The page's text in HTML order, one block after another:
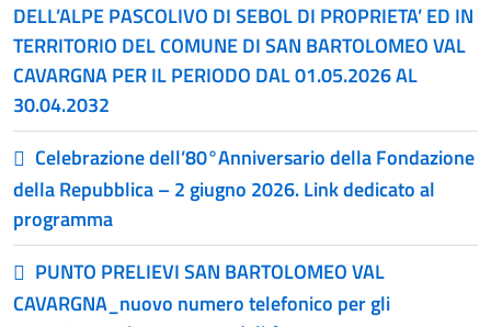
DELL’ALPE PASCOLIVO DI SEBOL DI PROPRIETA’ ED IN
TERRITORIO DEL COMUNE DI SAN BARTOLOMEO VAL
CAVARGNA PER IL PERIODO DAL 01.05.2026 AL
30.04.2032
Celebrazione dell’80°Anniversario della Fondazione
della Repubblica – 2 giugno 2026. Link dedicato al
programma
PUNTO PRELIEVI SAN BARTOLOMEO VAL
CAVARGNA_nuovo numero telefonico per gli